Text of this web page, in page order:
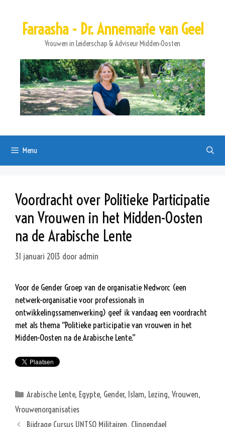
Faraasha - Dr. Annemarie van Geel
Vrouwen in Leiderschap & Adviseur Midden-Oosten
Menu
Voordracht over Politieke Participatie
van Vrouwen in het Midden-Oosten
na de Arabische Lente
31 januari 2013 door admin
Voor de Gender Groep van de organisatie Nedworc (een
netwerk-organisatie voor professionals in
ontwikkelingssamenwerking) geef ik vandaag een voordracht
met als thema “Politieke participatie van vrouwen in het
Midden-Oosten na de Arabische Lente.”
Categorieën
Arabische Lente, Egypte, Gender, Islam, Lezing,Vrouwen,
Vrouwenorganisaties
Bijdrage Cursus UNTSO Militairen, Clingendael